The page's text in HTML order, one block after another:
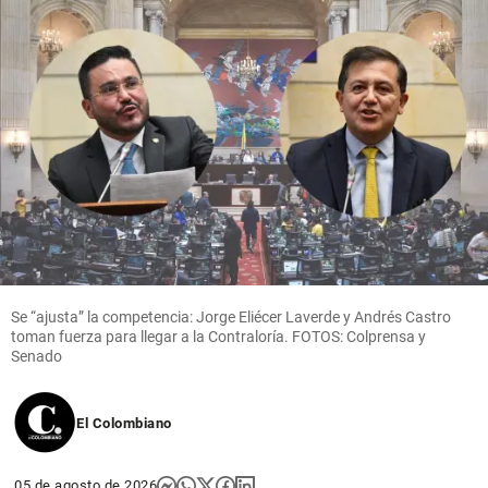
Economía
Mineros
logra
ingresos y
utilidades
récord en
el primer
semestre
de 2026
hace 10
horas
share
Se “ajusta” la competencia: Jorge Eliécer Laverde y Andrés Castro
toman fuerza para llegar a la Contraloría. FOTOS: Colprensa y
Senado
El Colombiano